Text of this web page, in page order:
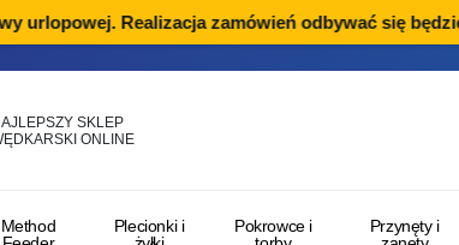
Realizacja zamówień odbywać się będzie
SKLEP
ONLINE
Method
Plecionki i
Pokrowce i
Przynęty i